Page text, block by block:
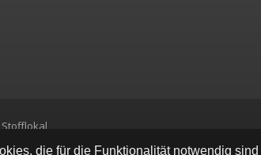
die für die Funktionalität notwendig